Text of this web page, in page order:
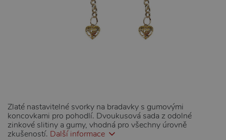
Zlaté nastavitelné svorky na bradavky s gumovými
koncovkami pro pohodlí. Dvoukusová sada z odolné
zinkové slitiny a gumy, vhodná pro všechny úrovně
zkušeností. Další informace